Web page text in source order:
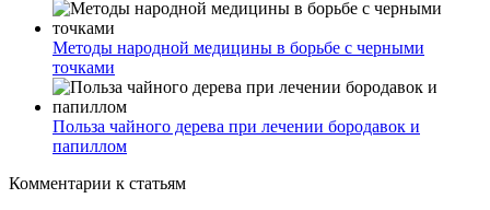
Методы народной медицины в борьбе с черными
точками
Польза чайного дерева при лечении бородавок и
папиллом
Комментарии к статьям